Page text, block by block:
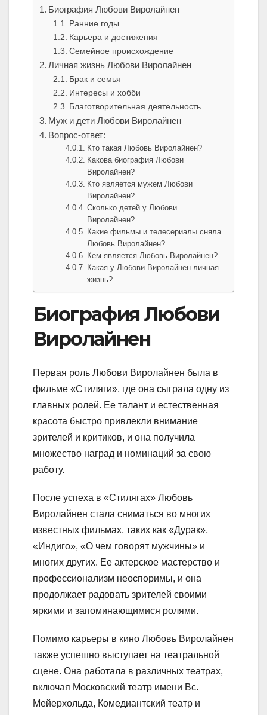
Биография Любови Виролайнен
Ранние годы
Карьера и достижения
Семейное происхождение
Личная жизнь Любови Виролайнен
Брак и семья
Интересы и хобби
Благотворительная деятельность
Муж и дети Любови Виролайнен
Вопрос-ответ:
Кто такая Любовь Виролайнен?
Какова биография Любови
Виролайнен?
Кто является мужем Любови
Виролайнен?
Сколько детей у Любови
Виролайнен?
Какие фильмы и телесериалы сняла
Любовь Виролайнен?
Кем является Любовь Виролайнен?
Какая у Любови Виролайнен личная
жизнь?
Биография Любови
Виролайнен
Первая роль Любови Виролайнен была в
фильме «Стиляги», где она сыграла одну из
главных ролей. Ее талант и естественная
красота быстро привлекли внимание
зрителей и критиков, и она получила
множество наград и номинаций за свою
работу.
После успеха в «Стилягах» Любовь
Виролайнен стала сниматься во многих
известных фильмах, таких как «Дурак»,
«Индиго», «О чем говорят мужчины» и
многих других. Ее актерское мастерство и
профессионализм неоспоримы, и она
продолжает радовать зрителей своими
яркими и запоминающимися ролями.
Помимо карьеры в кино Любовь Виролайнен
также успешно выступает на театральной
сцене. Она работала в различных театрах,
включая Московский театр имени Вс.
Мейерхольда, Комедиантский театр и